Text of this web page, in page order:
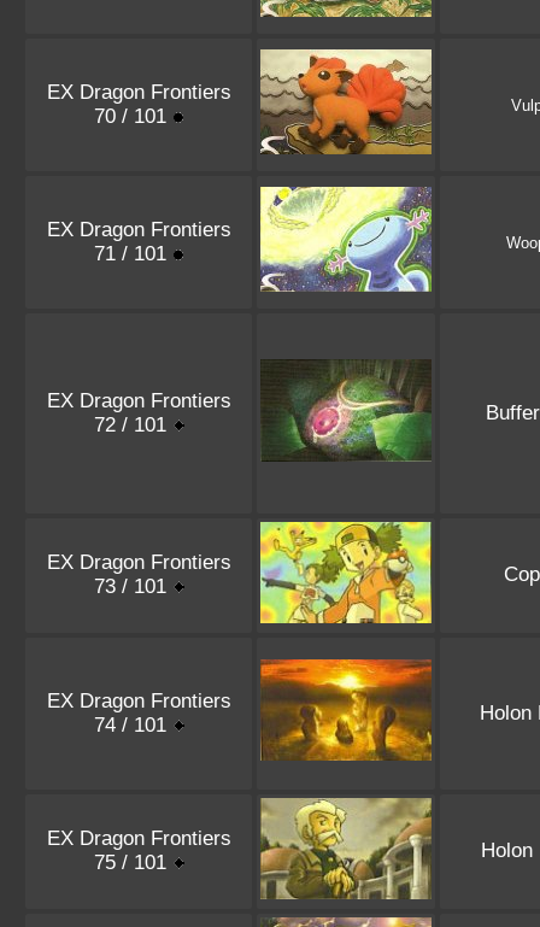
EX Dragon Frontiers
70 / 101
EX Dragon Frontiers
71 / 101
EX Dragon Frontiers
72 / 101
EX Dragon Frontiers
73 / 101
EX Dragon Frontiers
74 / 101
Holon
EX Dragon Frontiers
75 / 101
Holon